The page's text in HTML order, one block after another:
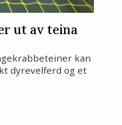
ut av teina
kan
dyrevelferd og et